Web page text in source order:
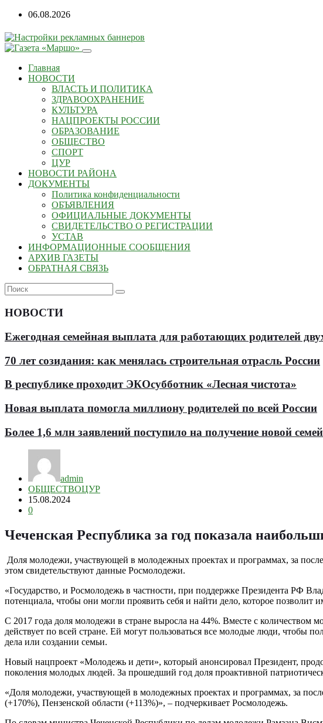
Перейти
содержанию
06.08.2026
Главная
НОВОСТИ
ВЛАСТЬ И ПОЛИТИКА
ЗДРАВООХРАНЕНИЕ
КУЛЬТУРА
НАЦПРОЕКТЫ РОССИИ
ОБРАЗОВАНИЕ
ОБЩЕСТВО
СПОРТ
ЦУР
НОВОСТИ РАЙОНА
ДОКУМЕНТЫ
Политика конфиденциальности
ОБЪЯВЛЕНИЯ
ОФИЦИАЛЬНЫЕ ДОКУМЕНТЫ
СВИДЕТЕЛЬСТВО О РЕГИСТРАЦИИ
УСТАВ
ИНФОРМАЦИОННЫЕ СООБЩЕНИЯ
АРХИВ ГАЗЕТЫ
ОБРАТНАЯ СВЯЗЬ
НОВОСТИ
Ежегодная семейная выплата для работающих родителей
70 лет созидания: как менялась строительная отрасль России
В республике проходит ЭКОсубботник «Лесная чистота»
Новая выплата помогла миллиону родителей по всей России
Более 1,6 млн заявлений поступило на получение новой
admin
ОБЩЕСТВОЦУР
15.08.2024
0
Чеченская Республика за год показала
Доля молодежи, участвующей в молодежных проектах и программах, за
этом свидетельствуют данные Росмолодежи.
«Государство, и Росмолодежь в частности, при поддержке Президента РФ
потенциала, чтобы они могли проявить себя и найти дело, которое позволит
С 2017 года доля молодежи в стране выросла на 44%. Вместе с количеством
действует по всей стране. Ей могут пользоваться все молодые люди, чтобы
дела или создании семьи.
Новый нацпроект «Молодежь и дети», который анонсировал Президент,
поколения молодых людей. За прошедший год доля проактивной
«Доля молодежи, участвующей в молодежных проектах и программах, за
(+170%), Пензенской области (+113%)», – подчеркивает Росмолодежь.